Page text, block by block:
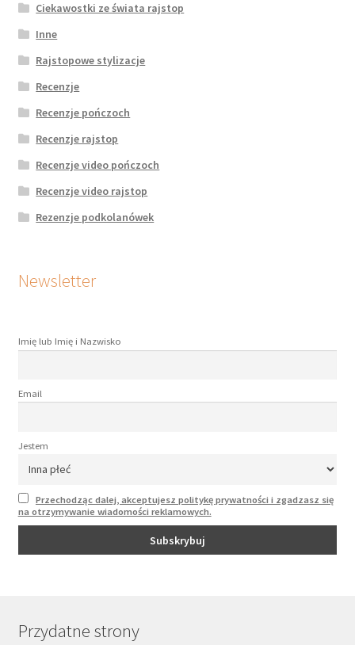
Ciekawostki ze świata rajstop
Inne
Rajstopowe stylizacje
Recenzje
Recenzje pończoch
Recenzje rajstop
Recenzje video pończoch
Recenzje video rajstop
Rezenzje podkolanówek
Newsletter
Imię lub Imię i Nazwisko
Email
Jestem
Przechodząc dalej, akceptujesz politykę prywatności i zgadzasz się
na otrzymywanie wiadomości reklamowych.
Przydatne strony